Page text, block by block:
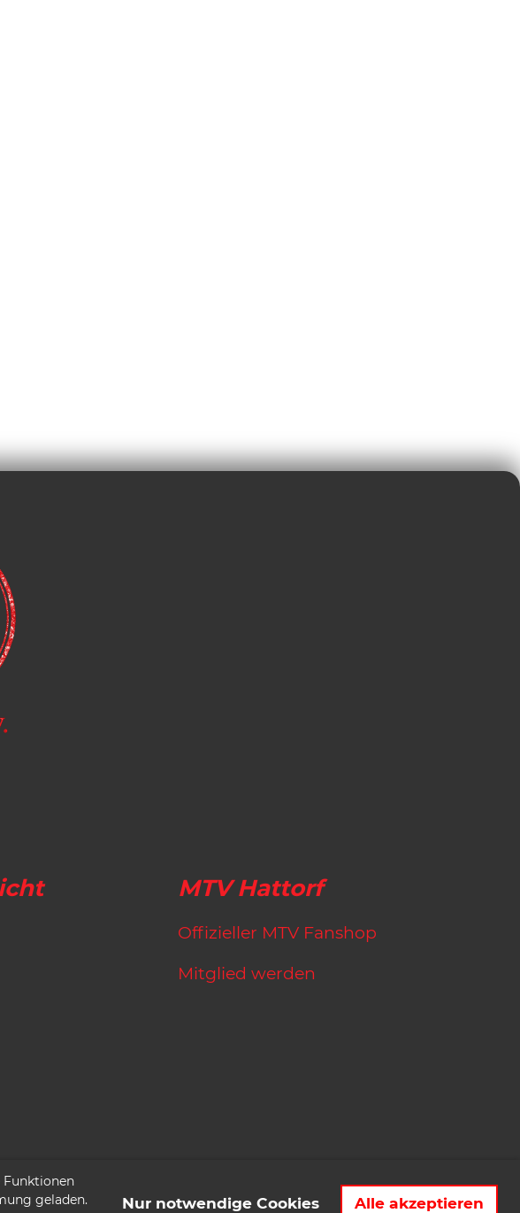
Funktionen
geladen.
Nur notwendige Cookies Alle akzeptieren
MTV Hattorf
Offizieller MTV Fanshop
Mitglied werden